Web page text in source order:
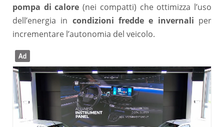
pompa di calore (nei compatti) che ottimizza l’uso
dell’energia in condizioni fredde e invernali per
incrementare l’autonomia del veicolo.